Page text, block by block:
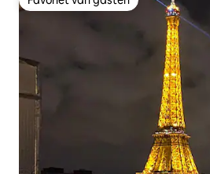
Favoriet van gasten